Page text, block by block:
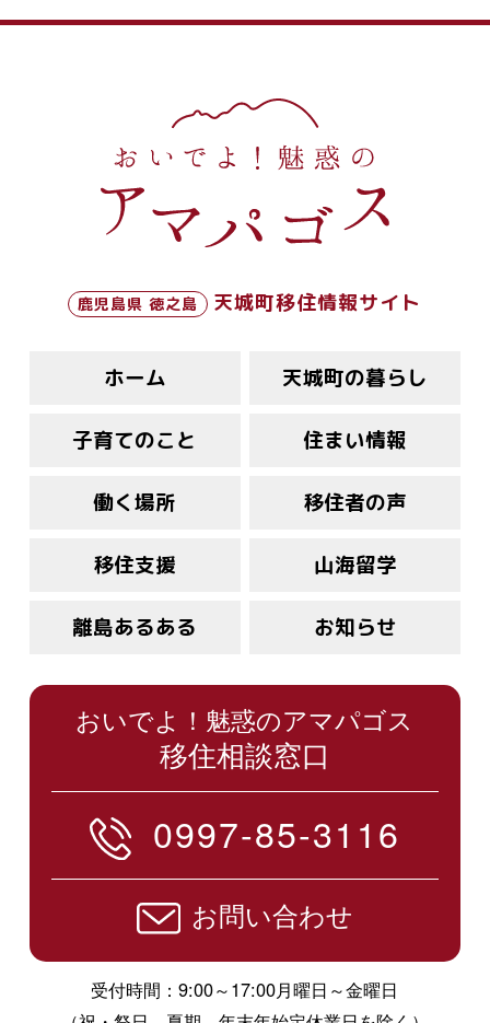
鹿児島県 徳之島 天城町移住情報サイト
ホーム 天城町の暮らし
子育てのこと 住まい情報
働く場所 移住者の声
移住支援 山海留学
離島あるある お知らせ
おいでよ！魅惑のアマパゴス
移住相談窓口
0997-85-3116
お問い合わせ
受付時間：9:00～17:00月曜日～金曜日